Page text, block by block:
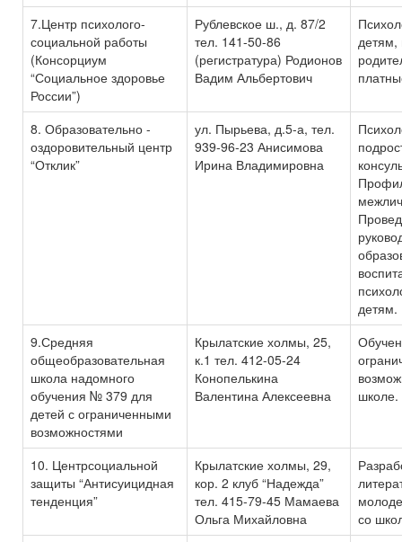
7.Центр психолого-
социальной работы
(Консорциум
“Социальное здоровье
России”)
Рублевское ш., д. 87/2
тел. 141-50-86
(регистратура) Родионов
Вадим Альбертович
детям,
8. Образовательно -
оздоровительный центр
“Отклик”
ул. Пырьева, д.5-а, тел.
939-96-23 Анисимова
Ирина Владимировна
детям.
9.Средняя
общеобразовательная
школа надомного
обучения № 379 для
детей с ограниченными
возможностями
Крылатские холмы, 25,
к.1 тел. 412-05-24
Конопелькина
Валентина Алексеевна
школе.
10. Центрсоциальной
защиты “Антисуицидная
тенденция”
Крылатские холмы, 29,
кор. 2 клуб “Надежда”
тел. 415-79-45 Мамаева
Ольга Михайловна
со